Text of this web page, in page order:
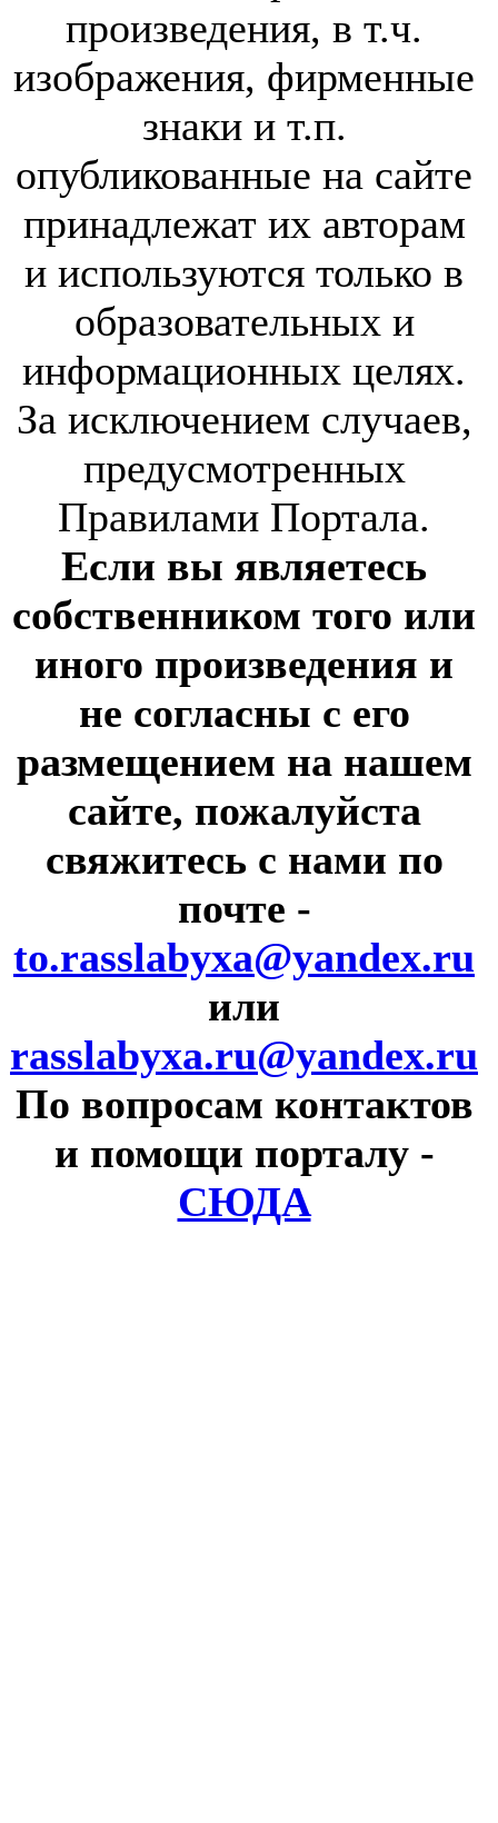
произведения, в т.ч.
изображения, фирменные
знаки и т.п.
опубликованные на сайте
принадлежат их авторам
и используются только в
образовательных и
информационных целях.
За исключением случаев,
предусмотренных
Правилами Портала.
Если вы являетесь
собственником того или
иного произведения и
не согласны с его
размещением на нашем
сайте, пожалуйста
свяжитесь с нами по
почте -
to.rasslabyxa@yandex.ru
или
rasslabyxa.ru@yandex.ru
По вопросам контактов
и помощи порталу -
СЮДА